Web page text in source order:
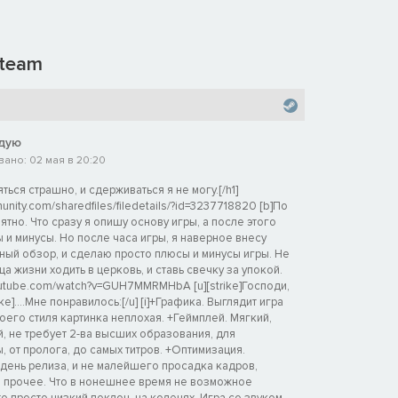
02 мая в 20:20
страшно, и сдерживаться я не могу.[/h1]
sharedfiles/filedetails/?id=3237718820 [b]По
Что сразу я опишу основу игры, а после этого
и минусы. Но после часа игры, я наверное внесу
обзор, и сделаю просто плюсы и минусы игры. Не
жизни ходить в церковь, и ставь свечку за упокой.
watch?v=GUH7MMRMHbA [u][strike]Господи,
понравилось:[/u] [i]+Графика. Выглядит игра
стиля картинка неплохая. +Геймплей. Мягкий,
не требует 2-ва высших образования, для
от пролога, до самых титров. +Оптимизация.
релиза, и не малейшего просадка кадров,
прочее. Что в нонешнее время не возможное